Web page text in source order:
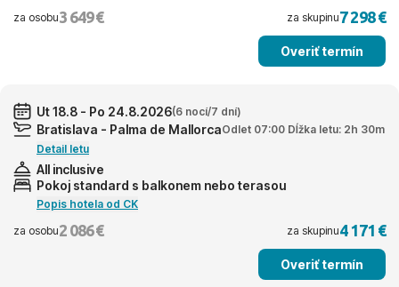
za osobu3 649 € za skupinu7 298 €
Overiť termín
Ut 18.8 - Po 24.8.2026(6 nocí/7 dní)
Bratislava - Palma de MallorcaOdlet 07:00 Dĺžka letu: 2h 30m
Detail letu
All inclusive
Pokoj standard s balkonem nebo terasou
Popis hotela od CK
za osobu2 086 € za skupinu4 171 €
Overiť termín